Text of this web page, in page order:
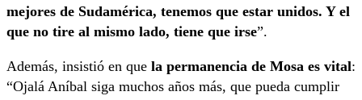
mejores de Sudamérica, tenemos que estar unidos. Y el
que no tire al mismo lado, tiene que irse”.
Además, insistió en que la permanencia de Mosa es vital:
“Ojalá Aníbal siga muchos años más, que pueda cumplir